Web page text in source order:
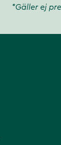
*Gäller ej